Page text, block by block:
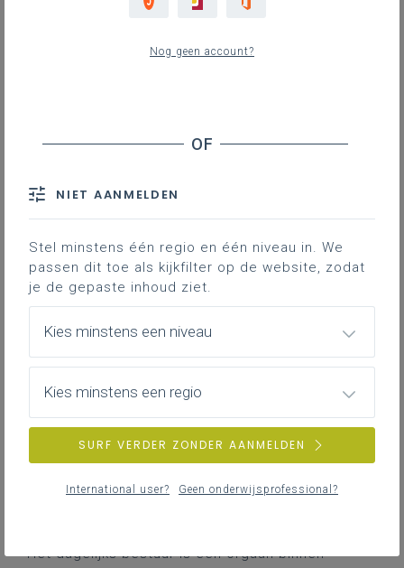
van dagelijks bestuurder
Het dagelijks bestuur neemt
en dringende beslissingenen
wordt daarin gecontroleerd door
hetbestuursorgaan. Werken met
is een mogelijkheid, geen
verplichting.
Samenstelling
Het dagelijks bestuur is een orgaan binnen
Nog geen account?
NIET AANMELDEN
Stel minstens één regio en één niveau in. We
passen dit toe als kijkfilter op de website, zodat
je de gepaste inhoud ziet.
Kies minstens een niveau
Kies minstens een regio
SURF VERDER ZONDER AANMELDEN
International user? Geen onderwijsprofessional?